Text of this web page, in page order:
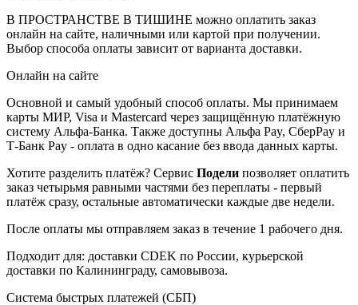
В ПРОСТРАНСТВЕ В ТИШИНЕ можно оплатить заказ
онлайн на сайте, наличными или картой при получении.
Выбор способа оплаты зависит от варианта доставки.
Онлайн на сайте
Основной и самый удобный способ оплаты. Мы принимаем
карты МИР, Visa и Mastercard через защищённую платёжную
систему Альфа-Банка. Также доступны Альфа Pay, СберPay и
Т-Банк Pay - оплата в одно касание без ввода данных карты.
Хотите разделить платёж? Сервис Подели позволяет оплатить
заказ четырьмя равными частями без переплаты - первый
платёж сразу, остальные автоматически каждые две недели.
После оплаты мы отправляем заказ в течение 1 рабочего дня.
Подходит для: доставки CDEK по России, курьерской
доставки по Калининграду, самовывоза.
Система быстрых платежей (СБП)